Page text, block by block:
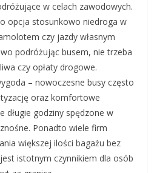
w celach zawodowych.
opcja stosunkowo niedroga w
czy jazdy własnym
podróżując busem, nie trzeba
czy opłaty drogowe.
– nowoczesne busy często
oraz komfortowe
długie godziny spędzone w
Ponadto wiele firm
większej ilości bagażu bez
istotnym czynnikiem dla osób